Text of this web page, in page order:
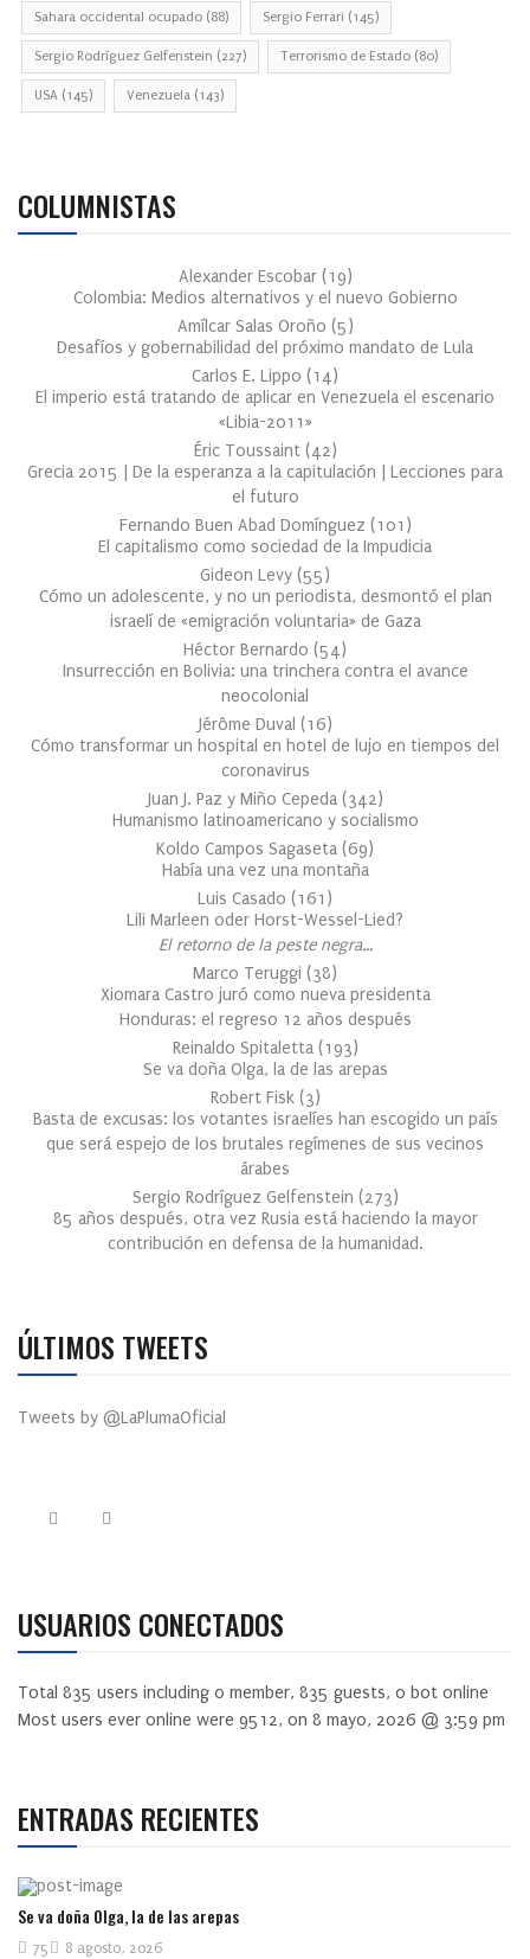
Sahara occidental ocupado (88) Sergio Ferrari (145)
Sergio Rodríguez Gelfenstein (227) Terrorismo de Estado (80)
USA (145) Venezuela (143)
COLUMNISTAS
Alexander Escobar (19)
Colombia: Medios alternativos y el nuevo Gobierno
Amílcar Salas Oroño (5)
Desafíos y gobernabilidad del próximo mandato de Lula
Carlos E. Lippo (14)
El imperio está tratando de aplicar en Venezuela el escenario
«Libia-2011»
Éric Toussaint (42)
Grecia 2015 | De la esperanza a la capitulación | Lecciones para
el futuro
Fernando Buen Abad Domínguez (101 )
El capitalismo como sociedad de la Impudicia
Gideon Levy (55)
Cómo un adolescente, y no un periodista, desmontó el plan
israelí de «emigración voluntaria» de Gaza
Héctor Bernardo (54)
Insurrección en Bolivia: una trinchera contra el avance
neocolonial
Jérôme Duval (16)
Cómo transformar un hospital en hotel de lujo en tiempos del
coronavirus
Juan J. Paz y Miño Cepeda (342)
Humanismo latinoamericano y socialismo
Koldo Campos Sagaseta (69)
Había una vez una montaña
Luis Casado (161 )
Lili Marleen oder Horst-Wessel-Lied?
El retorno de la peste negra…
Marco Teruggi (38)
Xiomara Castro juró como nueva presidenta
Honduras: el regreso 12 años después
Reinaldo Spitaletta (193)
Se va doña Olga, la de las arepas
Robert Fisk (3)
Basta de excusas: los votantes israelíes han escogido un país
que será espejo de los brutales regímenes de sus vecinos
árabes
Sergio Rodríguez Gelfenstein (273)
85 años después, otra vez Rusia está haciendo la mayor
contribución en defensa de la humanidad.
ÚLTIMOS TWEETS
Tweets by @LaPlumaOficial
USUARIOS CONECTADOS
Total 835 users including 0 member, 835 guests, 0 bot online
Most users ever online were 9512, on 8 mayo, 2026 @ 3:59 pm
ENTRADAS RECIENTES
Se va doña Olga, la de las arepas
8 agosto, 2026
75